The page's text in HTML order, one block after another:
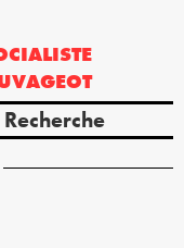
Recherche